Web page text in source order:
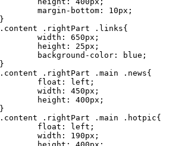
margin-bottom : 10px ;
}
.content .rightPart .links{
width : 650px ;
height : 25px ;
background-color : blue ;
}
.content .rightPart .main .news{
float : left ;
width : 450px ;
height : 400px ;
}
.content .rightPart .main .hotpic{
float : left ;
width : 190px ;